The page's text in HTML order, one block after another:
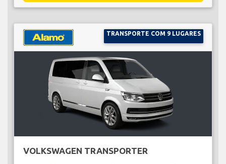
TRANSPORTE COM 9 LUGARES
VOLKSWAGEN TRANSPORTER